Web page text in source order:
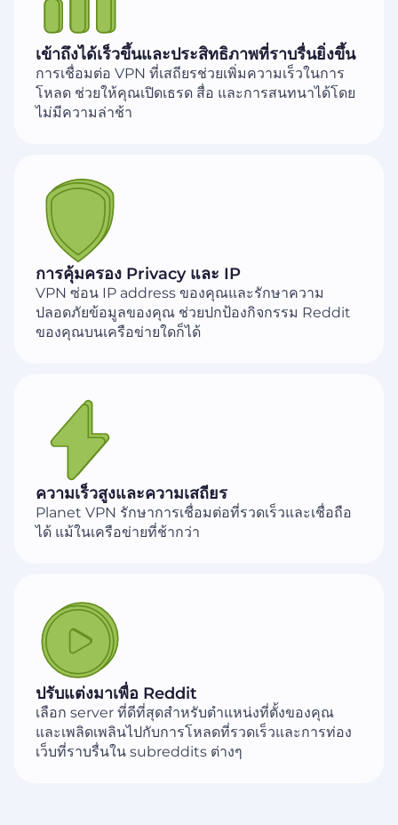
เข้าถึงได้เร็วขึ้นและประสิทธิภาพที่ราบรื่นยิ่งขึ้น
การเชื่อมต่อ VPN ที่เสถียรช่วยเพิ่มความเร็วในการ
โหลด ช่วยให้คุณเปิดเธรด สื่อ และการสนทนาได้โดย
ไม่มีความล่าช้า
การคุ้มครอง Privacy และ IP
VPN ซ่อน IP address ของคุณและรักษาความ
ปลอดภัยข้อมูลของคุณ ช่วยปกป้องกิจกรรม Reddit
ของคุณบนเครือข่ายใดก็ได้
ความเร็วสูงและความเสถียร
Planet VPN รักษาการเชื่อมต่อที่รวดเร็วและเชื่อถือ
ได้ แม้ในเครือข่ายที่ช้ากว่า
ปรับแต่งมาเพื่อ Reddit
เลือก server ที่ดีที่สุดสำหรับตำแหน่งที่ตั้งของคุณ
และเพลิดเพลินไปกับการโหลดที่รวดเร็วและการท่อง
เว็บที่ราบรื่นใน subreddits ต่างๆ